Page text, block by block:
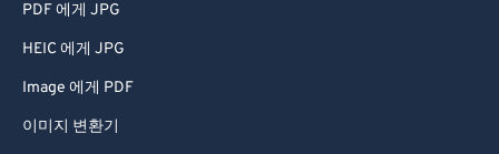
PDF 에게 JPG
HEIC 에게 JPG
Image 에게 PDF
이미지 변환기